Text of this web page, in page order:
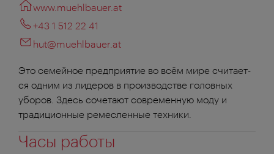
www.muehlbauer.at
+43 1 512 22 41
hut@muehlbauer.at
Это семейное предприятие во всём мире считает-
ся одним из лидеров в производстве головных
уборов. Здесь сочетают современную моду и
традиционные ремесленные техники.
Часы работы